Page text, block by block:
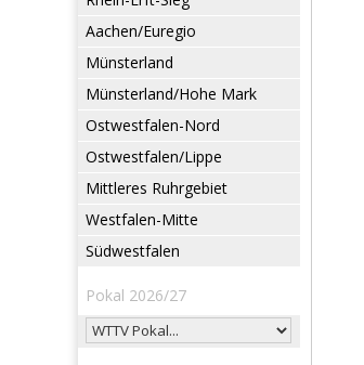
Aachen/Euregio
Münsterland
Münsterland/Hohe Mark
Ostwestfalen-Nord
Ostwestfalen/Lippe
Mittleres Ruhrgebiet
Westfalen-Mitte
Südwestfalen
Pokal 2026/27